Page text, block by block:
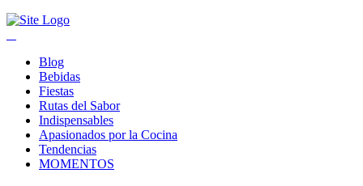
Blog
Bebidas
Fiestas
Rutas del Sabor
Indispensables
Apasionados por la Cocina
Tendencias
MOMENTOS